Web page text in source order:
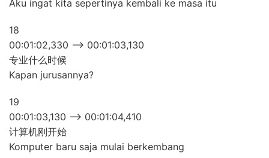
Aku ingat kita sepertinya kembali ke masa itu
18
00:01:02,330 –> 00:01:03,130
专业什么时候
Kapan jurusannya?
19
00:01:03,130 –> 00:01:04,410
计算机刚开始
Komputer baru saja mulai berkembang